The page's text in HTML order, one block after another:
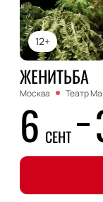
12+
ЖЕНИТЬБА
Москва Театр
6 СЕНТ